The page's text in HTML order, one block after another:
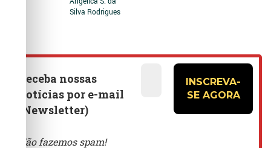
Silva Rodrigues